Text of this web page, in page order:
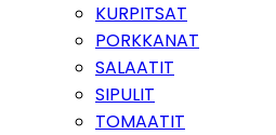
KURPITSAT
PORKKANAT
SALAATIT
SIPULIT
TOMAATIT